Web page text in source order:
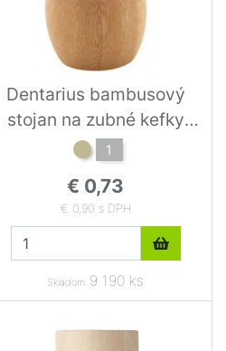
Dentarius bambusový
stojan na zubné kefky
natural
1
€ 0,73
€ 0,90 s DPH
Skladom 9 190 ks